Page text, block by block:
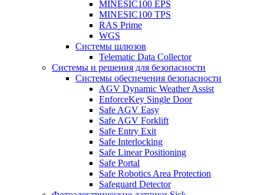
MINESIC100 EPS
MINESIC100 TPS
RAS Prime
WGS
Системы шлюзов
Telematic Data Collector
Системы и решения для безопасности
Системы обеспечения безопасности
AGV Dynamic Weather Assist
EnforceKey Single Door
Safe AGV Easy
Safe AGV Forklift
Safe Entry Exit
Safe Interlocking
Safe Linear Positioning
Safe Portal
Safe Robotics Area Protection
Safeguard Detector